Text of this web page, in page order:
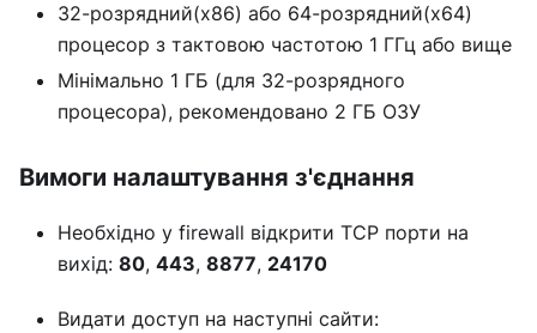
32-розрядний(x86) або 64-розрядний(x64)
процесор з тактовою частотою 1 ГГц або вище
Мінімально 1 ГБ (для 32-розрядного
процесора), рекомендовано 2 ГБ ОЗУ
Вимоги налаштування з'єднання
Необхідно у firewall відкрити TCP порти на
вихід: 80, 443, 8877, 24170
Видати доступ на наступні сайти: